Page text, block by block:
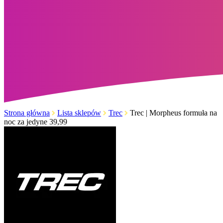
Strona główna Lista sklepów Trec
Trec | Morpheus formuła na
noc za jedyne 39,99